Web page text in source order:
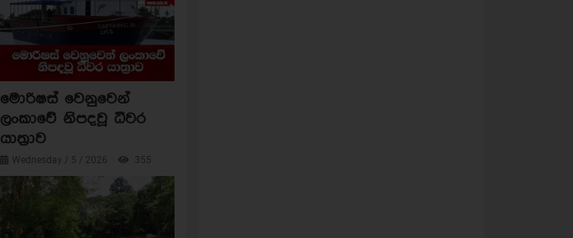
මොරිෂස් වෙනුවෙන්
ලංකාවේ නිපදවූ ධීවර
යාත්‍රාව
Wednesday / 5 / 2026 355